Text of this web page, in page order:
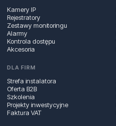
Kamery IP
Rejestratory
Zestawy monitoringu
Alarmy
Kontrola dostępu
Akcesoria
DLA FIRM
Strefa instalatora
Oferta B2B
Szkolenia
Projekty inwestycyjne
Faktura VAT